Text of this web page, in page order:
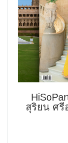
สุริยน ศรี